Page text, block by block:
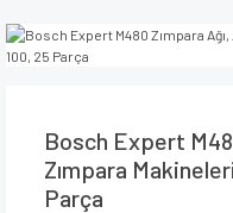
Bosch Expert
Zımpara
Parça